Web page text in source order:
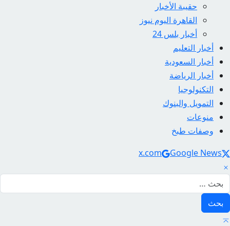
حقيبة الأخبار
القاهرة اليوم نيوز
أخبار بلس 24
أخبار التعليم
أخبار السعودية
أخبار الرياضة
التكنولوجيا
التمويل والبنوك
منوعات
وصفات طبخ
Social Links
x.com Google News
البحث عن: